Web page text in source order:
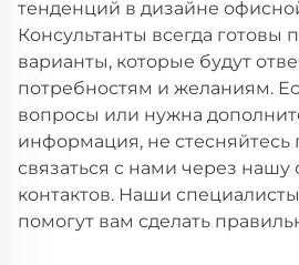
тенденций в дизайне
Консультанты всегда готовы
варианты, которые будут
потребностям и желаниям.
вопросы или нужна
информация, не стесняйтесь
связаться с нами через нашу
контактов. Наши
помогут вам сделать